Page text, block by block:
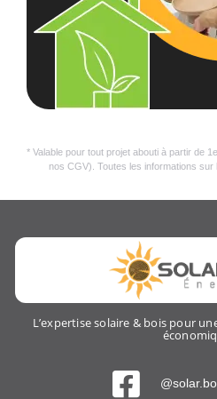
* Valable pour tout projet abouti à partir de
nos CGV). Toutes les informations sur
L’expertise solaire & bois pour